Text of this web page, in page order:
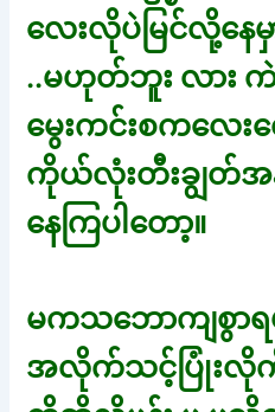
လေးလိုပဲမြင်လို့နေမှာ
..မဟုတ်ဘူး လား
မွေးကင်းစကလေ
ကိုယ်လုံးတီးချွတ်အနှီ
နေကြပါတော့။
မကသဘောကျစွ
အလိုက်သင့်ပြုံးလိုက်